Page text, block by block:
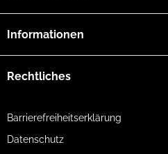
Informationen
Rechtliches
Barrierefreiheitserklärung
Datenschutz